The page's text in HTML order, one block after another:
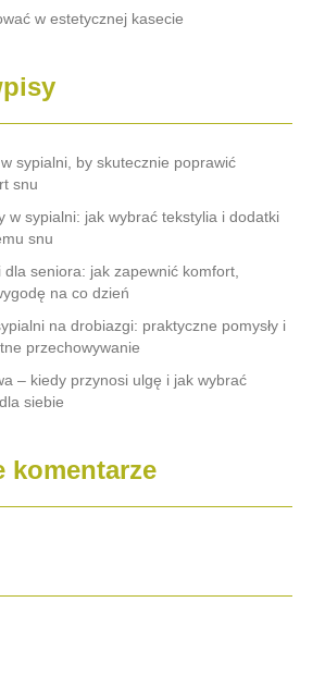
w estetycznej kasecie
sypialni, by skutecznie poprawić
snu
w sypialni: jak wybrać tekstylia i dodatki
snu
seniora: jak zapewnić komfort,
na co dzień
na drobiazgi: praktyczne pomysły i
przechowywanie
– kiedy przynosi ulgę i jak wybrać
siebie
komentarze